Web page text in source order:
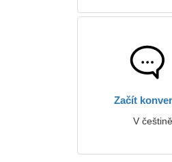
Začít
V češtině